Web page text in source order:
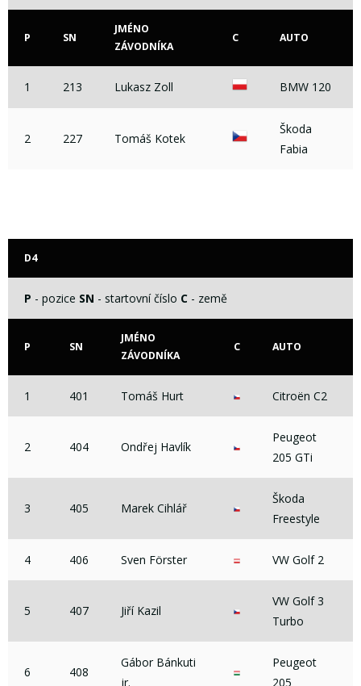
P SN
JMÉNO
ZÁVODNÍKA
C AUTO
1 213 Lukasz Zoll BMW 120
2 227 Tomáš Kotek
Škoda
Fabia
D4
P - pozice SN - startovní číslo C - země
P SN
JMÉNO
ZÁVODNÍKA
C AUTO
1 401 Tomáš Hurt Citroën C2
2 404 Ondřej Havlík
Peugeot
205 GTi
3 405 Marek Cihlář
Škoda
Freestyle
4 406 Sven Förster VW Golf 2
5 407 Jiří Kazil
VW Golf 3
Turbo
6 408
Gábor Bánkuti
jr.
Peugeot
205